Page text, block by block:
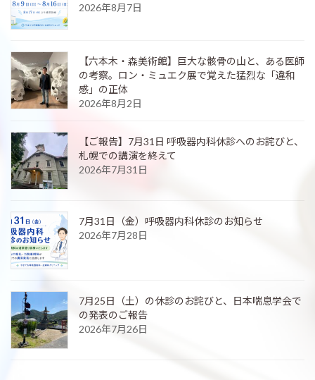
2026年8月7日
【六本木・森美術館】巨大な骸骨の山と、ある医師
の考察。ロン・ミュエク展で覚えた猛烈な「違和
感」の正体
2026年8月2日
【ご報告】7月31日 呼吸器内科休診へのお詫びと、
札幌での講演を終えて
2026年7月31日
7月31日（金）呼吸器内科休診のお知らせ
2026年7月28日
7月25日（土）の休診のお詫びと、日本喘息学会で
の発表のご報告
2026年7月26日